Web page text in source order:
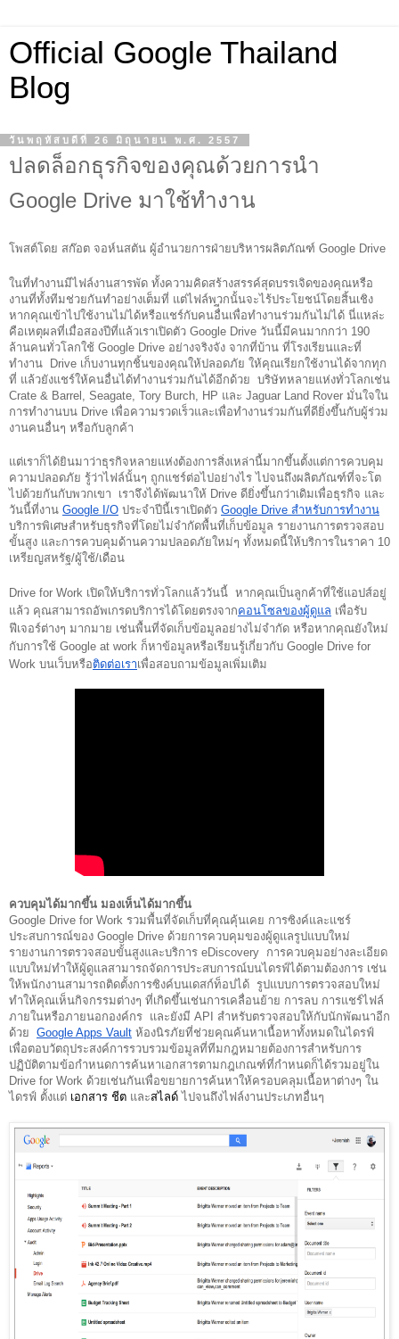
Official Google Thailand
Blog
วันพฤหัสบดีที่ 26 มิถุนายน พ.ศ. 2557
ปลดล็อกธุรกิจของคุณด้วยการนำ
Google Drive มาใช้ทำงาน
โพสต์โดย สก๊อต จอห์นสตัน ผู้อำนวยการฝ่ายบริหารผลิตภัณฑ์ Google Drive
ในที่ทำงานมีไฟล์งานสารพัด ทั้งความคิดสร้างสรรค์สุดบรรเจิดของคุณหรือ
งานที่ทั้งทีมช่วยกันทำอย่างเต็มที่ แต่ไฟล์พวกนั้นจะไร้ประโยชน์โดยสิ้นเชิง
หากคุณเข้าไปใช้งานไม่ได้หรือแชร์กับคนอื่ีนเพื่อทำงานร่วมกันไม่ได้ นี่แหล่ะ
คือเหตุผลที่เมื่อสองปีที่แล้วเราเปิดตัว Google Drive วันนี้มีคนมากกว่า 190
ล้านคนทั่วโลกใช้ Google Drive อย่างจริงจัง จากที่บ้าน ที่โรงเรียนและที่
ทำงาน  Drive เก็บงานทุกชิ้นของคุณให้ปลอดภัย ให้คุณเรียกใช้งานได้จากทุก
ที่ แล้วยังแชร์ให้คนอื่นได้ทำงานร่วมกันได้อีกด้วย  บริษัทหลายแห่งทั่วโลกเช่น
Crate & Barrel, Seagate, Tory Burch, HP และ Jaguar Land Rover มั่นใจใน
การทำงานบน Drive เพื่อความรวดเร็วและเพื่อทำงานร่วมกันที่ดียิ่งขึ้นกับผู้ร่วม
งานคนอื่นๆ หรือกับลูกค้า
แต่เราก็ได้ยินมาว่าธุรกิจหลายแห่งต้องการสิ่งเหล่านี้มากขึ้นตั้งแต่การควบคุม
ความปลอดภัย รู้ว่าไฟล์นั้นๆ ถูกแชร์ต่อไปอย่างไร ไปจนถึงผลิตภัณฑ์ที่จะโต
ไปด้วยกันกับพวกเขา  เราจึงได้พัฒนาให้ Drive ดียิ่งขึ้นกว่าเดิมเพื่อธุรกิจ และ
วันนี้ที่งาน Google I/O ประจำปีนี้เราเปิดตัว Google Drive สำหรับการทำงาน
บริการพิเศษสำหรับธุรกิจที่โดยไม่จำกัดพื้นที่เก็บข้อมูล รายงานการตรวจสอบ
ขั้นสูง และการควบคุมด้านความปลอดภัยใหม่ๆ ทั้งหมดนี้ให้บริการในราคา 10
เหรียญสหรัฐ/ผู้ใช้/เดือน
Drive for Work เปิดให้บริการทั่วโลกแล้ววันนี้  หากคุณเป็นลูกค้าที่ใช้แอปส์อยู่
แล้ว คุณสามารถอัพเกรดบริการได้โดยตรงจากคอนโซลของผู้ดูแล เพื่อรับ
ฟีเจอร์ต่างๆ มากมาย เช่นพื้นที่จัดเก็บข้อมูลอย่างไม่จำกัด หรือหากคุณยังใหม่
กับการใช้ Google at work ก็หาข้อมูลหรือเรียนรู้เกี่ยวกับ Google Drive for
Work บนเว็บหรือติดต่อเราเพื่อสอบถามข้อมูลเพิ่มเติม
ควบคุมได้มากขึ้น มองเห็นได้มากขึ้น
Google Drive for Work รวมพื้นที่จัดเก็บที่คุณคุ้นเคย การซิงค์และแชร์
ประสบการณ์ของ Google Drive ด้วยการควบคุมของผู้ดูแลรูปแบบใหม่
รายงานการตรวจสอบขั้นสูงและบริการ eDiscovery  การควบคุมอย่างละเอียด
แบบใหม่ทำให้ผู้ดูแลสามารถจัดการประสบการณ์บนไดรฟ์ได้ตามต้องการ เช่น
ให้พนักงานสามารถติดตั้งการซิงค์บนเดสก์ท็อปได้  รูปแบบการตรวจสอบใหม่
ทำให้คุณเห็นกิจกรรมต่างๆ ที่เกิดขึ้นเช่นการเคลื่อนย้าย การลบ การแชร์ไฟล์
ภายในหรือภายนอกองค์กร  และยังมี API สำหรับตรวจสอบให้กับนักพัฒนาอีก
ด้วย Google Apps Vault ห้องนิรภัยที่ช่วยคุณค้นหาเนื้อหาทั้งหมดในไดรฟ์
เพื่อตอบวัตถุประสงค์การรวบรวมข้อมูลที่ทีมกฎหมายต้องการสำหรับการ
ปฏิบัติตามข้อกำหนดการค้นหาเอกสารตามกฎเกณฑ์ที่กำหนดก็ได้รวมอยู่ใน
Drive for Work ด้วยเช่นกันเพื่อขยายการค้นหาให้ครอบคลุมเนื้อหาต่างๆ ใน
ไดรฟ์ ตั้งแต่ เอกสาร ชีต และสไลด์ ไปจนถึงไฟล์งานประเภทอื่นๆ